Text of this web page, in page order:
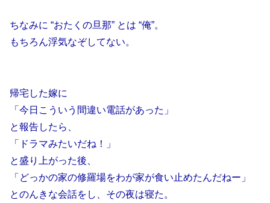
ちなみに “おたくの旦那” とは “俺”。
もちろん浮気なぞしてない。
帰宅した嫁に
「今日こういう間違い電話があった」
と報告したら、
「ドラマみたいだね！」
と盛り上がった後、
「どっかの家の修羅場をわが家が食い止めたんだねー」
とのんきな会話をし、その夜は寝た。